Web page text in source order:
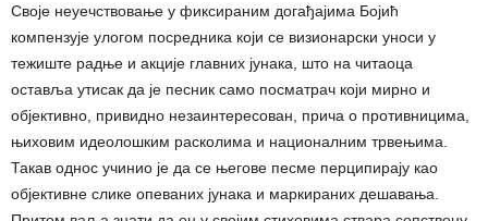
Своје неуечствовање у фиксираним догађајима Бојић
компензује улогом посредника који се визионарски уноси у
тежиште радње и акције главних јунака, што на читаоца
оставља утисак да је песник само посматрач који мирно и
објективно, привидно незаинтересован, прича о противницима,
њиховим идеолошким расколима и националним трвењима.
Такав однос учинио је да се његове песме перципирају као
објективне слике опеваних јунака и маркираних дешавања.